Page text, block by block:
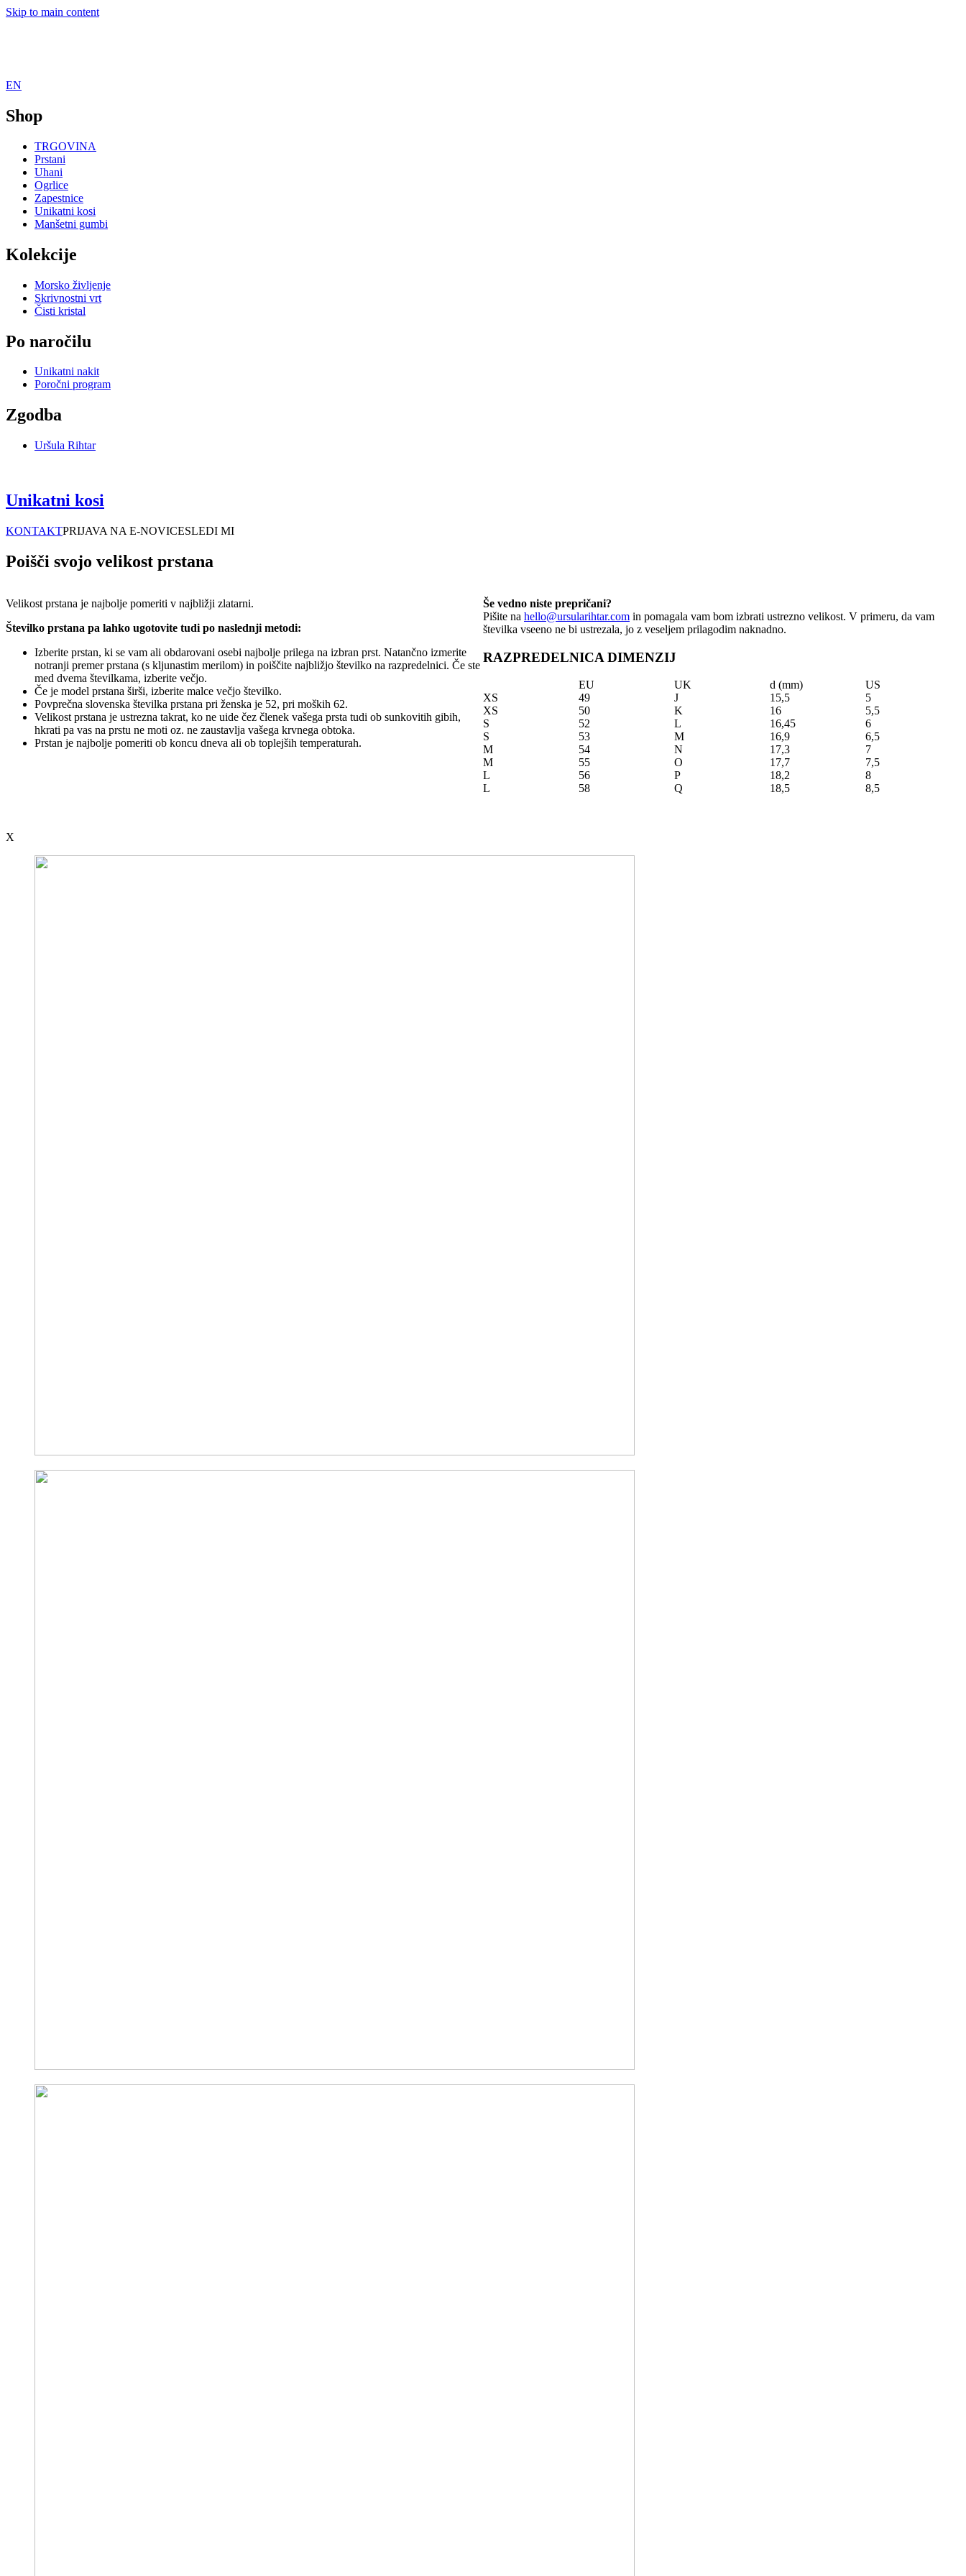
Skip to main content
EN
Shop
TRGOVINA
Prstani
Uhani
Ogrlice
Zapestnice
Unikatni kosi
Manšetni gumbi
Kolekcije
Morsko življenje
Skrivnostni vrt
Čisti kristal
Po naročilu
Unikatni nakit
Poročni program
Zgodba
Uršula Rihtar
Unikatni kosi
KONTAKTPRIJAVA NA E-NOVICESLEDI MI
Poišči svojo velikost prstana
Velikost prstana je najbolje pomeriti v najbližji zlatarni.
Številko prstana pa lahko ugotovite tudi po naslednji metodi:
Izberite prstan, ki se vam ali obdarovani osebi najbolje prilega na izbran prst. Natančno izmerite
notranji premer prstana (s kljunastim merilom) in poiščite najbližjo številko na razpredelnici. Če ste
med dvema številkama, izberite večjo.
Če je model prstana širši, izberite malce večjo številko.
Povprečna slovenska številka prstana pri ženska je 52, pri moških 62.
Velikost prstana je ustrezna takrat, ko ne uide čez členek vašega prsta tudi ob sunkovitih gibih,
hkrati pa vas na prstu ne moti oz. ne zaustavlja vašega krvnega obtoka.
Prstan je najbolje pomeriti ob koncu dneva ali ob toplejših temperaturah.
Še vedno niste prepričani?
Pišite na hello@ursularihtar.com in pomagala vam bom izbrati ustrezno velikost. V primeru, da vam
številka vseeno ne bi ustrezala, jo z veseljem prilagodim naknadno.
RAZPREDELNICA DIMENZIJ
EU UK d (mm)
US
XS
49 J 15,5
5
XS
50 K 16
5,5
S
52 L 16,45
6
S
53 M 16,9
6,5
M
54 N 17,3
7
M
55 O 17,7
7,5
L
56 P 18,2
8
L
58 Q 18,5 8,5
X